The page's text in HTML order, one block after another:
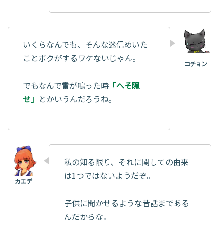
いくらなんでも、そんな迷信めいた
ことボクがするワケないじゃん。
でもなんで雷が鳴った時 「へそ隠
せ」 とかいうんだろうね。
私の知る限り、それに関しての由来
は1つではないようだぞ。
子供に聞かせるような昔話まである
んだからな。